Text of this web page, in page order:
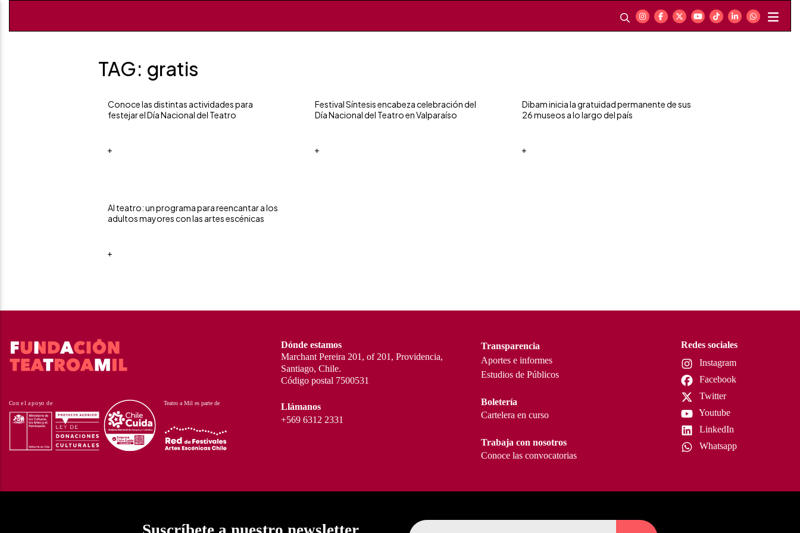
TAG: gratis
Conoce las distintas actividades para
festejar el Día Nacional del Teatro
+
Festival Síntesis encabeza celebración del
Día Nacional del Teatro en Valparaíso
+
Dibam inicia la gratuidad permanente de sus
26 museos a lo largo del país
+
Al teatro: un programa para reencantar a los
adultos mayores con las artes escénicas
+
Dónde estamos
Marchant Pereira 201, of 201, Providencia,
Santiago, Chile.
Código postal 7500531
Llámanos
+569 6312 2331
Transparencia
Aportes e informes
Estudios de Públicos
Boletería
Cartelera en curso
Trabaja con nosotros
Conoce las convocatorias
Redes sociales
Instagram
Facebook
Twitter
Youtube
LinkedIn
Whatsapp